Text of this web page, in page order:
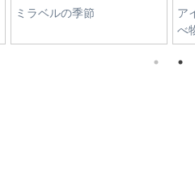
ジュアン-レ-パンと言えばジ
香
有
ス
つ